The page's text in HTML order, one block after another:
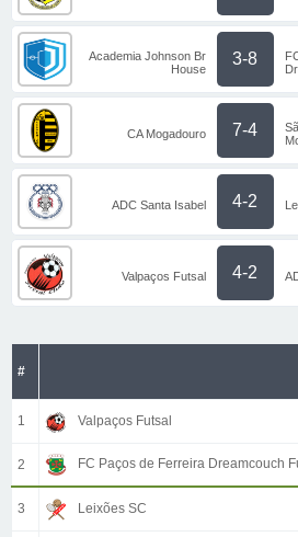
Academia Johnson Br
House
3-8
CA Mogadouro 7-4
ADC Santa Isabel 4-2
Valpaços Futsal 4-2
#
1 Valpaços Futsal
2 FC Paços de Ferreira Dreamcouch
3 Leixões SC